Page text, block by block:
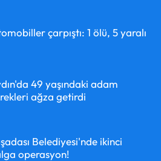
çarpıştı: 1 ölü, 5 yaralı
49 yaşındaki adam
ağza getirdi
Belediyesi'nde ikinci
operasyon!